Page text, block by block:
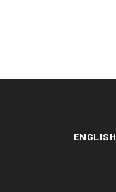
ENGLISH